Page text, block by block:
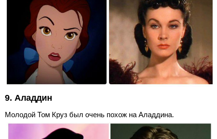
9. Аладдин
Молодой Том Круз был очень похож на Аладдина.